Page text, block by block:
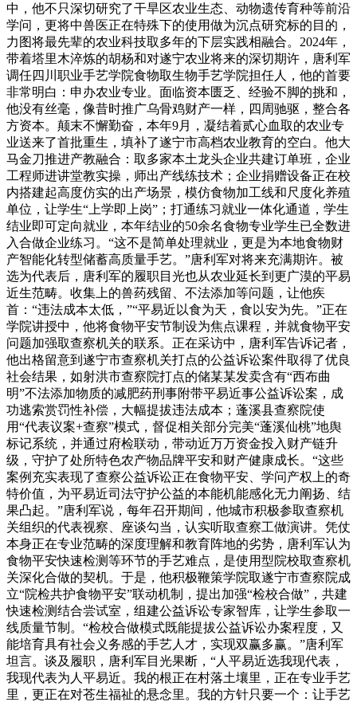
中，他不只深切研究了干旱区农业生态、动物遗传育种等前沿
学问，更将中兽医正在特殊下的使用做为沉点研究标的目的，
力图将最先辈的农业科技取多年的下层实践相融合。2024年，
带着塔里木淬炼的胡杨和对遂宁农业将来的深切期许，唐利军
调任四川职业手艺学院食物取生物手艺学院担任人，他的首要
非常明白：申办农业专业。面临资本匮乏、经验不脚的挑和，
他没有丝毫，像昔时推广乌骨鸡财产一样，四周驰驱，整合各
方资本。颠末不懈勤奋，本年9月，凝结着贰心血取的农业专
业送来了首批重生，填补了遂宁市高档农业教育的空白。他大
马金刀推进产教融合：取多家本土龙头企业共建订单班，企业
工程师进讲堂教实操，师出产线练技术；企业捐赠设备正在校
内搭建起高度仿实的出产场景，模仿食物加工线和尺度化养殖
单位，让学生“上学即上岗”；打通练习就业一体化通道，学生
结业即可定向就业，本年结业的50余名食物专业学生已全数进
入合做企业练习。“这不是简单处理就业，更是为本地食物财
产智能化转型储蓄高质量手艺。”唐利军对将来充满期许。被
选为代表后，唐利军的履职目光也从农业延长到更广漠的平易
近生范畴。收集上的兽药残留、不法添加等问题，让他疾
首：“违法成本太低，”“平易近以食为天，食以安为先。”正在
学院讲授中，他将食物平安节制设为焦点课程，并就食物平安
问题加强取查察机关的联系。正在采访中，唐利军告诉记者，
他出格留意到遂宁市查察机关打点的公益诉讼案件取得了优良
社会结果，如射洪市查察院打点的储某某发卖含有“西布曲
明”不法添加物质的减肥药刑事附带平易近事公益诉讼案，成
功逃索赏罚性补偿，大幅提拔违法成本；蓬溪县查察院使
用“代表议案+查察”模式，督促相关部分完美“蓬溪仙桃”地舆
标记系统，并通过府检联动，带动近万万资金投入财产链升
级，守护了处所特色农产物品牌平安和财产健康成长。“这些
案例充实表现了查察公益诉讼正在食物平安、学问产权上的奇
特价值，为平易近司法守护公益的本能机能感化无力阐扬、结
果凸起。”唐利军说，每年召开期间，他城市积极参取查察机
关组织的代表视察、座谈勾当，认实听取查察工做演讲。凭仗
本身正在专业范畴的深度理解和教育阵地的劣势，唐利军认为
食物平安快速检测等环节的手艺难点，是使用型院校取查察机
关深化合做的契机。于是，他积极鞭策学院取遂宁市查察院成
立“院检共护食物平安”联动机制，提出加强“检校合做”，共建
快速检测结合尝试室，组建公益诉讼专家智库，让学生参取一
线质量节制。“检校合做模式既能提拔公益诉讼办案程度，又
能培育具有社会义务感的手艺人才，实现双赢多赢。”唐利军
坦言。谈及履职，唐利军目光果断，“人平易近选我现代表，
我现代表为人平易近。我的根正在村落土壤里，正在专业手艺
里，更正在对苍生福祉的悬念里。我的方针只要一个：让手艺